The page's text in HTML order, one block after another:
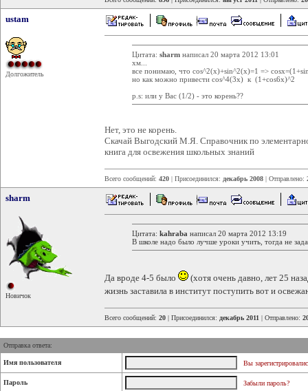
ustam
Долгожитель
Цитата: sharm написал 20 марта 2012 13:01
хм...
все понимаю, что cos^2(x)+sin^2(x)=1 =>
но как можно привести cos^4(3x) к (1+cos6x)^2
p.s: или у Вас (1/2) - это корень??
Нет, это не корень.
Скачай Выгодский М.Я. Справочник по
книга для освежения школьных знаний
Всего сообщений: 420 | Присоединился: декабрь 2008 | Отправлено:
sharm
Новичок
Цитата: kahraba написал 20 марта 2012 13:19
В школе надо было лучше уроки учить, тогда не
Да вроде 4-5 было
(хотя очень давно, лет 25
жизнь заставила в институт поступить вот и
Всего сообщений: 20 | Присоединился: декабрь 2011 | Отправлено:
Отправка ответа:
Имя пользователя Вы
Пароль Забыли пароль?